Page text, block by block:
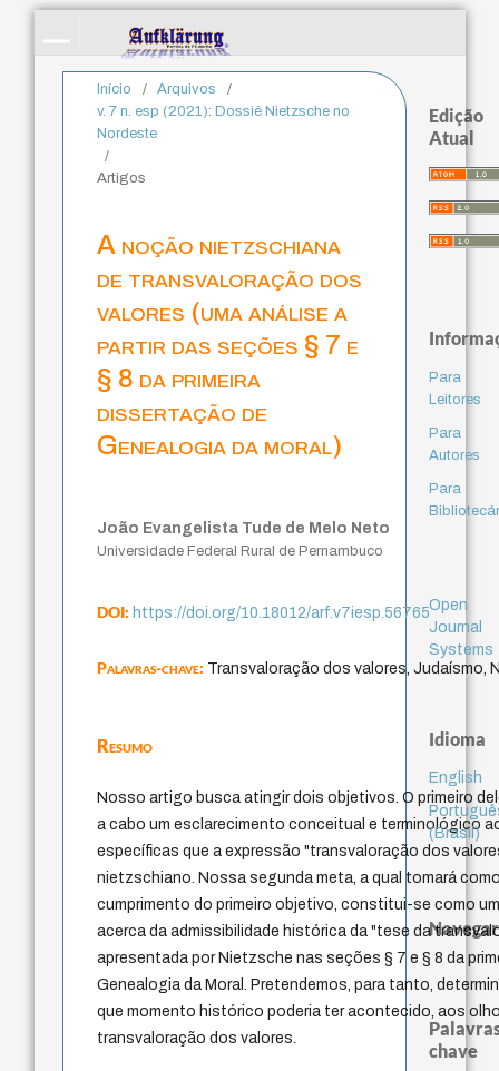
Início / Arquivos
/
v. 7 n. esp (2021): Dossiê Nietzsche no
Nordeste
/
Artigos
A noção nietzschiana
de transvaloração dos
valores (uma análise a
partir das seções § 7 e
§ 8 da primeira
dissertação de
Genealogia da moral)
João Evangelista Tude de Melo Neto
Universidade Federal Rural de Pernambuco
DOI:https://doi.org/10.18012/arf.v7iesp.56765
Palavras-chave: Transvaloração dos valores, Judaísmo,
Resumo
Nosso artigo busca atingir dois objetivos. O primeiro
a cabo um esclarecimento conceitual e terminológico
específicas que a expressão "transvaloração dos
nietzschiano. Nossa segunda meta, a qual tomará
cumprimento do primeiro objetivo, constitui-se como
acerca da admissibilidade histórica da "tese da
apresentada por Nietzsche nas seções § 7 e § 8 da
Genealogia da Moral. Pretendemos, para tanto,
que momento histórico poderia ter acontecido, aos
transvaloração dos valores.
Edição
Atual
Para
Leitores
Para
Autores
Para
Open
Journal
Systems
Idioma
English
(Brasil)
Navegar
chave